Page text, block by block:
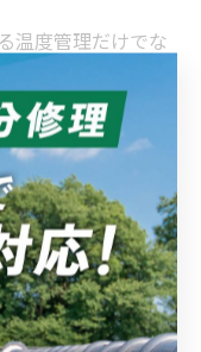
温度管理だけでな
、水回りの動線改
ながります。リ
ランドリースペ
な点検や計画的な
後のアフターサポ
ぶことが、長く安